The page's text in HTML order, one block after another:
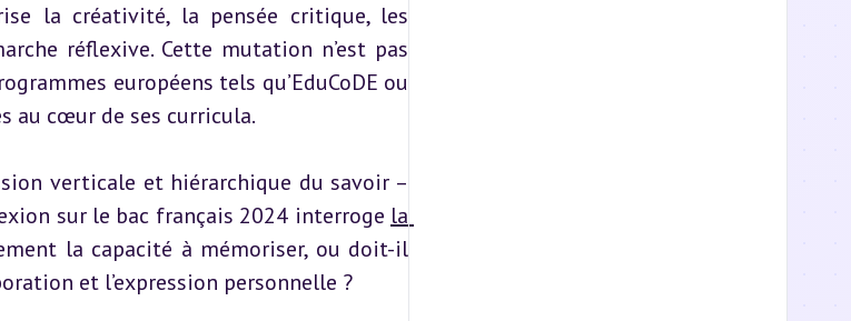
la créativité, la pensée critique, les
réflexive. Cette mutation n’est pas
européens tels qu’EduCoDE ou
au cœur de ses curricula.
verticale et hiérarchique du savoir –
sur le bac français 2024 interroge la
la capacité à mémoriser, ou doit-il
et l’expression personnelle ?